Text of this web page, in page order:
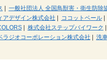
一般社団法人 全国鳥獣害・衛生防除
アデザイン株式会社
ココットベール|
| 株式会社ステップバイワーク
ラジオコーポレーション株式会社
洗